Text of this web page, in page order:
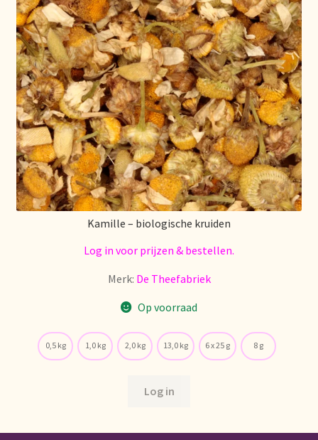
Kamille – biologische kruiden
Log in voor prijzen & bestellen.
Merk: De Theefabriek
Op voorraad
0,5 kg 1,0 kg 2,0 kg 13,0 kg 6 x 25 g 8 g
Log in